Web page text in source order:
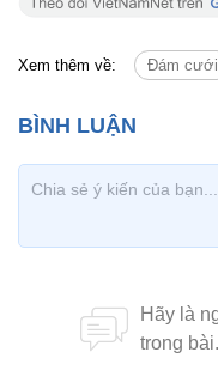
Xem thêm về: Đám cưới